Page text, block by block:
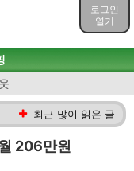
로그인
열기
최근 많이 읽은 글
206만원